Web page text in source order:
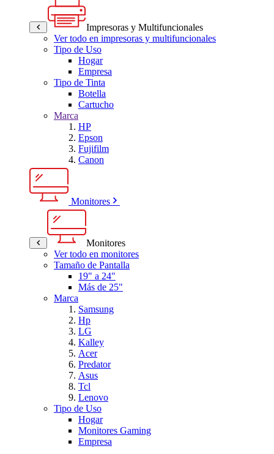
Impresoras y Multifuncionales
Ver todo en impresoras y multifuncionales
Tipo de Uso
Hogar
Empresa
Tipo de Tinta
Botella
Cartucho
Marca
HP
Epson
Fujifilm
Canon
Monitores
Monitores
Ver todo en monitores
Tamaño de Pantalla
19" a 24"
Más de 25"
Marca
Samsung
Hp
LG
Kalley
Acer
Predator
Asus
Tcl
Lenovo
Tipo de Uso
Hogar
Monitores Gaming
Empresa